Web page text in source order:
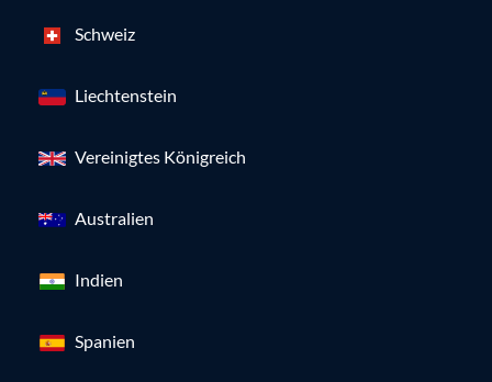
Schweiz
Liechtenstein
Vereinigtes Königreich
Australien
Indien
Spanien